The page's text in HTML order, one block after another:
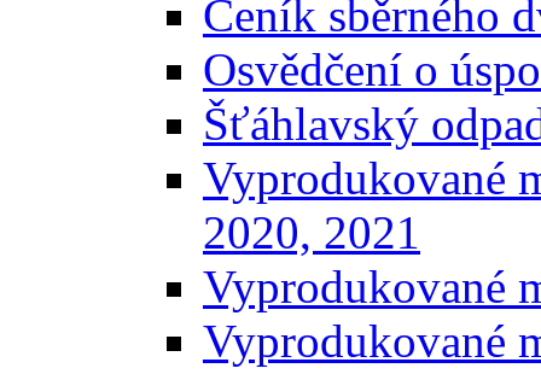
Ceník sběrného
Osvědčení o
Šťáhlavský
Vyprodukované
2020, 2021
Vyprodukované
Vyprodukované